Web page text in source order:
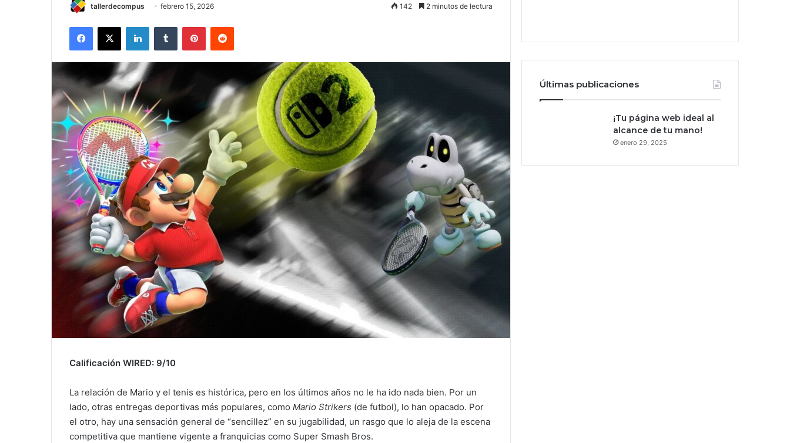
tallerdecompus febrero 15, 2026 142 2 minutos de lectura
Calificación WIRED: 9/10
La relación de Mario y el tenis es histórica, pero en los últimos años no le ha ido nada bien. Por un
lado, otras entregas deportivas más populares, como Mario Strikers (de futbol), lo han opacado. Por
el otro, hay una sensación general de “sencillez” en su jugabilidad, un rasgo que lo aleja de la escena
competitiva que mantiene vigente a franquicias como Super Smash Bros.
Últimas publicaciones
¡Tu página web ideal al
alcance de tu mano!
enero 29, 2025